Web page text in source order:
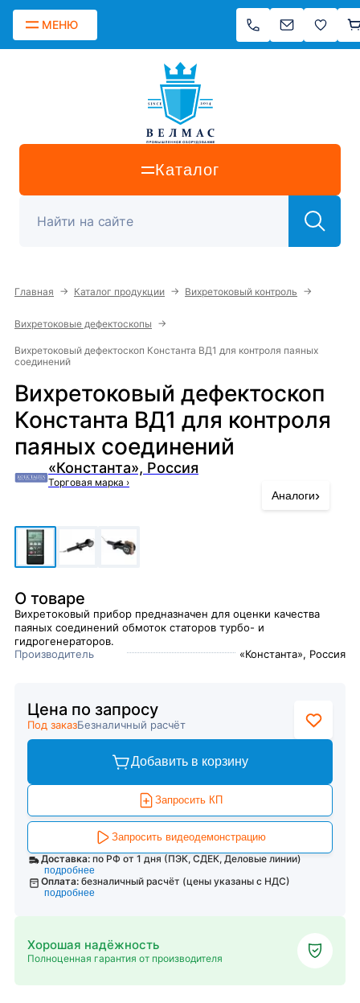
МЕНЮ
Каталог
Главная → Каталог продукции → Вихретоковый контроль →
Вихретоковые дефектоскопы →
Вихретоковый дефектоскоп Константа ВД1 для контроля паяных
соединений
Вихретоковый дефектоскоп
Константа ВД1 для контроля
паяных соединений
«Константа», Россия
Торговая марка ›
Аналоги›
О товаре
Вихретоковый прибор предназначен для оценки качества
паяных соединений обмоток статоров турбо- и
гидрогенераторов.
Производитель
«Константа», Россия
Цена по запросу
Под заказБезналичный расчёт
Добавить в корзину
Запросить КП
Запросить видеодемонстрацию
Доставка: по РФ от 1 дня (ПЭК, СДЕК, Деловые линии)
подробнее
Оплата: безналичный расчёт (цены указаны с НДС)
подробнее
Хорошая надёжность
Полноценная гарантия от производителя